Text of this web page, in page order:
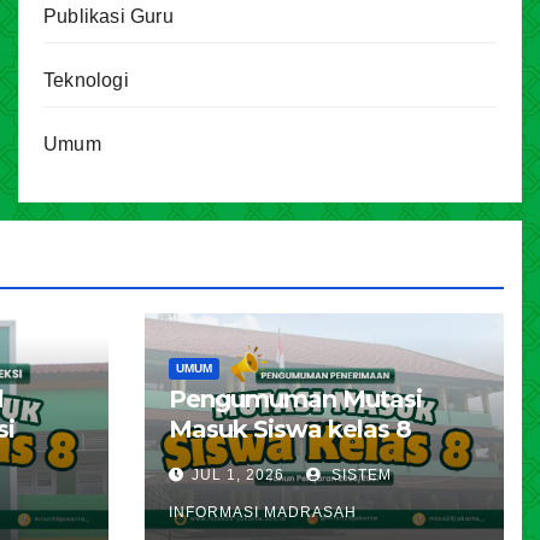
Publikasi Guru
Teknologi
Umum
UMUM
Pengumuman Mutasi
Masuk Siswa kelas 8
Tahun Pelajaran 2026 –
2027
JUL 1, 2026 SISTEM
INFORMASI MADRASAH